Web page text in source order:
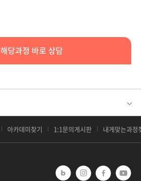
해당과정 바로 상담
아카데미찾기 1:1문의게시판 내게맞는과정